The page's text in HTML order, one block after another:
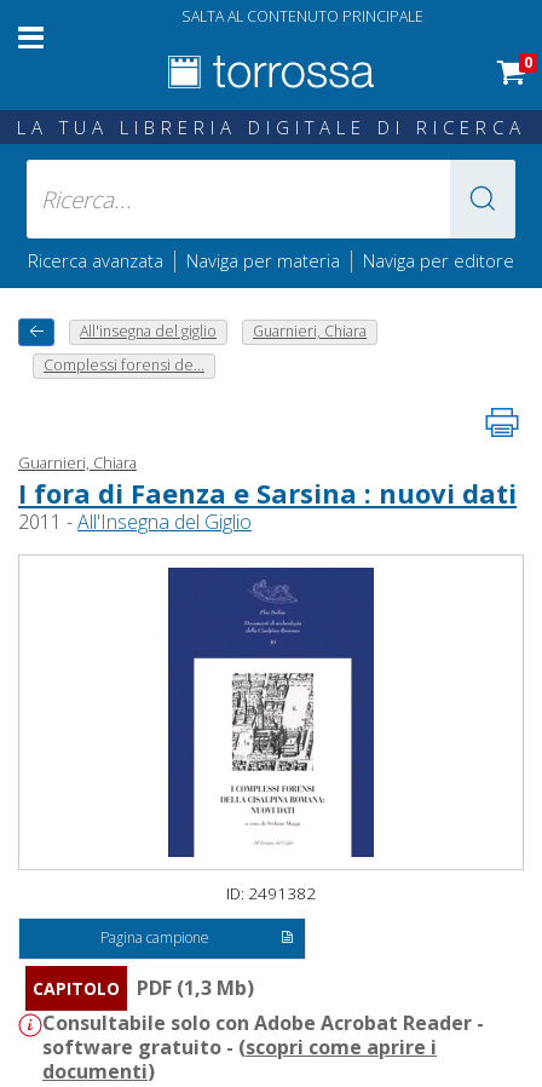
SALTA AL CONTENUTO PRINCIPALE
0
LA TUA LIBRERIA DIGITALE DI RICERCA
Ricerca avanzata | Naviga per materia | Naviga per editore
All'insegna del giglio
Guarnieri, Chiara
Complessi forensi de...
Guarnieri, Chiara
I fora di Faenza e Sarsina : nuovi dati
2011 -All'Insegna del Giglio
ID: 2491382
Pagina campione
CAPITOLO
PDF (1,3 Mb)
Consultabile solo con Adobe Acrobat Reader -
software gratuito - (scopri come aprire i
documenti)